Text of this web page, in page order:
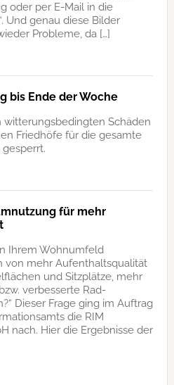
oder per E-Mail in die
Und genau diese Bilder
Probleme, da […]
bis Ende der Woche
witterungsbedingten Schäden
Friedhöfe für die gesamte
für mehr
Ihrem Wohnumfeld
von mehr Aufenthaltsqualität
und Sitzplätze, mehr
verbesserte Rad-
Dieser Frage ging im Auftrag
die RIM
nach. Hier die Ergebnisse der